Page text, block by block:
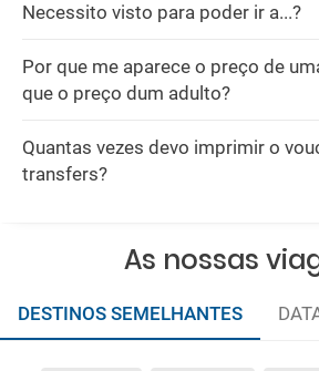
Necessito visto para poder ir a...?
Por que me aparece o preço de
que o preço dum adulto?
Quantas vezes devo imprimir o
transfers?
As nossas
DESTINOS SEMELHANTES